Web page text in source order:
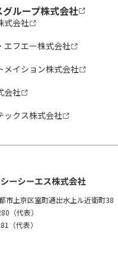
ループ株式会社
式会社
エフエー株式会社
メイション株式会社
会社
ックス株式会社
上京区室町通出水上ル近衛町38
（代表）
（代表）